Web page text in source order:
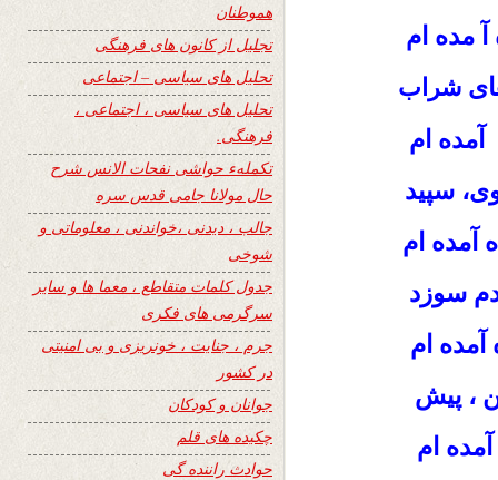
مده ام
شراب
ام
سپید
آمده ام
سوزد
ام
، پیش
ام
هموطنان
تجلیل از کانون های فرهنگی
تحلیل های سیاسی – اجتماعی
تحلیل های سیاسی ، اجتماعی ،
فرهنگی.
تکملهء حواشی نفحات الانس شرح
حال مولانا جامی قدس سره
جالب ، دیدنی ،خواندنی ، معلوماتی و
شوخی
جدول کلمات متقاطع ، معما ها و سایر
سرگرمی های فکری
جرم ، جنایت ، خونریزی و بی امنیتی
در کشور
جوانان و کودکان
چکیده های قلم
حوادث راننده گی